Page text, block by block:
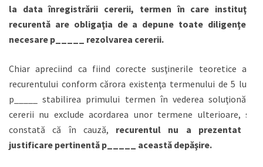
la data înregistrării cererii, termen în care instituţia
recurentă are obligaţia de a depune toate diligenţele
necesare p_____ rezolvarea cererii.
Chiar apreciind ca fiind corecte susţinerile teoretice ale
recurentului conform cărora existenţa termenului de 5 luni
p_____ stabilirea primului termen în vederea soluţionării
cererii nu exclude acordarea unor termene ulterioare, se
constată că în cauză, recurentul nu a prezentat o
justificare pertinentă p_____ această depăşire.